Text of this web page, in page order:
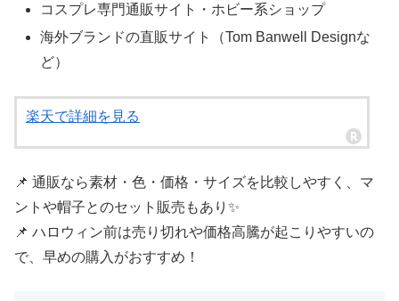
コスプレ専門通販サイト・ホビー系ショップ
海外ブランドの直販サイト（Tom Banwell Designな
ど）
楽天で詳細を見る
📌 通販なら素材・色・価格・サイズを比較しやすく、マ
ントや帽子とのセット販売もあり✨
📌 ハロウィン前は売り切れや価格高騰が起こりやすいの
で、早めの購入がおすすめ！